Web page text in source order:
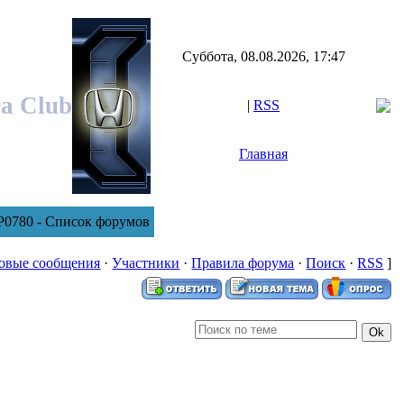
Club
Суббота, 08.08.2026, 17:47
| RSS
Главная
- Список форумов
сообщения ·Участники ·Правила форума ·Поиск ·RSS ]